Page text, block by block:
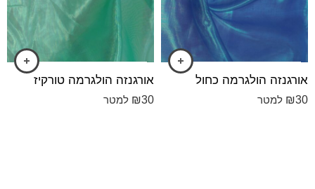
אורגנזה הולגרמה כחול
₪30 למטר
אורגנזה הולגרמה טורקיז
₪30 למטר